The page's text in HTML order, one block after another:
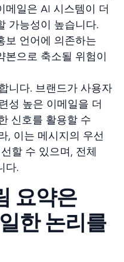
메일은 AI 시스템이 더
가능성이 높습니다.
보 언어에 의존하는
본으로 축소될 위험이
니다. 브랜드가 사용자
성 높은 이메일을 더
신호를 활용할 수
, 이는 메시지의 우선
할 수 있으며, 전체
다.
요약은
한 논리를